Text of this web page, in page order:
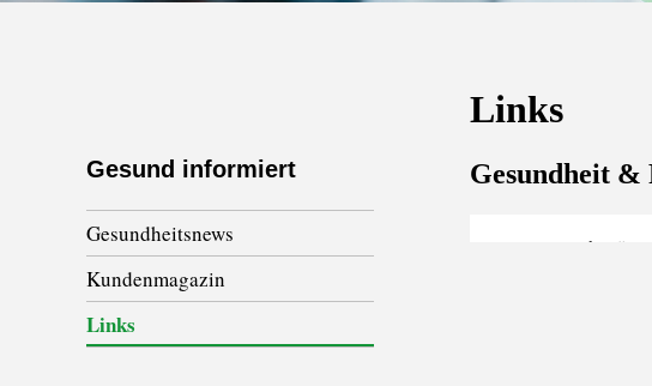
Gesund informiert
Gesundheitsnews
Kundenmagazin
Links